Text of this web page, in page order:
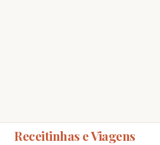
Receitinhas e Viagens